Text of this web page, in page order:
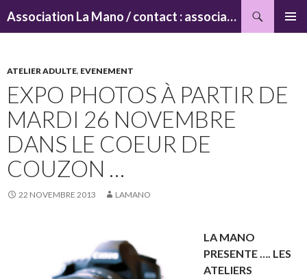
Association La Mano / contact : associationlamano@yahoo.fr
ATELIER ADULTE, EVENEMENT
EXPO PHOTOS À PARTIR DE
MARDI 26 NOVEMBRE
DANS LE COEUR DE
COUZON …
22 NOVEMBRE 2013 LAMANO
LA MANO
PRESENTE …. LES
ATELIERS